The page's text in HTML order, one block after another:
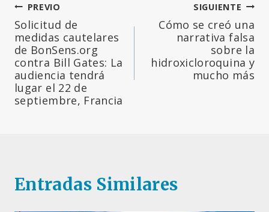
Navegación
de
entradas
PREVIO
Solicitud de
medidas cautelares
de BonSens.org
contra Bill Gates: La
audiencia tendrá
lugar el 22 de
septiembre, Francia
SIGUIENTE
Cómo se creó una
narrativa falsa
sobre la
hidroxicloroquina y
mucho más
Entradas Similares